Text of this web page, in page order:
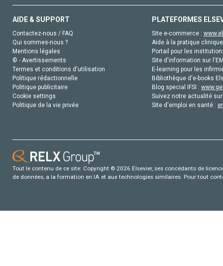
AIDE & SUPPORT
Contactez-nous / FAQ
Qui sommes-nous ?
Mentions légales
© - Avertissements
Termes et conditions d'utilisation
Politique rédactionnelle
Politique publicitaire
Cookie settings
Politique de la vie privée
PLATEFORMES
Site e-commerce :
Aide à la pratique
Portail pour les
Site d'information sur
E-learning pour les
Bibliothèque d'e-books
Blog special IFSI :
Suivez notre actualité
Site d'emploi en santé :
Tout le contenu de ce site: Copyright © 2026 Elsevier, ses concédants de
de données, a la formation en IA et aux technologies similaires. Pour tout